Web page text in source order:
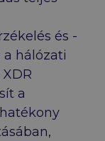
és -
hálózati
a